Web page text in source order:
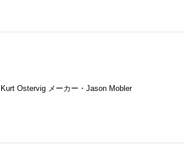
Ostervig メーカー・Jason Mobler